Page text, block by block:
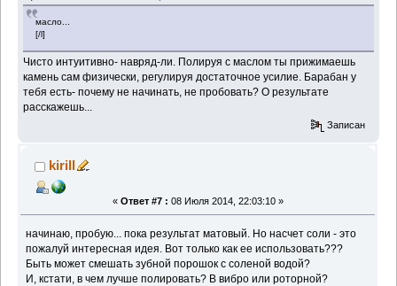
масло...
[/l]
Чисто интуитивно- навряд-ли. Полируя с маслом ты прижимаешь
камень сам физически, регулируя достаточное усилие. Барабан у
тебя есть- почему не начинать, не пробовать? О результате
расскажешь...
Записан
kirill
« Ответ #7 : 08 Июля 2014, 22:03:10 »
начинаю, пробую... пока результат матовый. Но насчет соли - это
пожалуй интересная идея. Вот только как ее использовать???
Быть может смешать зубной порошок с соленой водой?
И, кстати, в чем лучше полировать? В вибро или роторной?